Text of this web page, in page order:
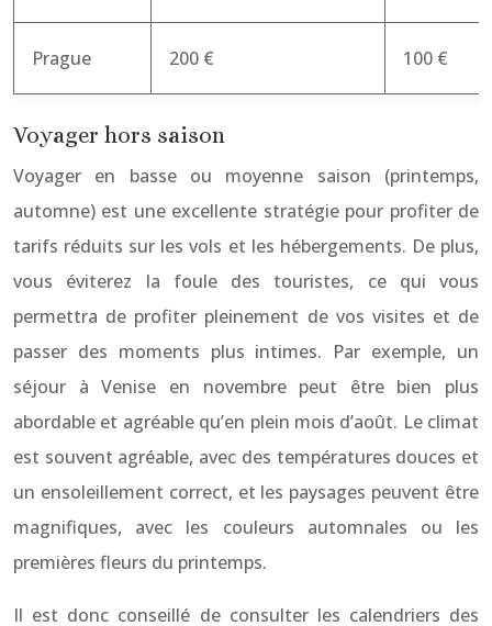
Prague 200 € 100 €
Voyager hors saison
Voyager en basse ou moyenne saison (printemps,
automne) est une excellente stratégie pour profiter de
tarifs réduits sur les vols et les hébergements. De plus,
vous éviterez la foule des touristes, ce qui vous
permettra de profiter pleinement de vos visites et de
passer des moments plus intimes. Par exemple, un
séjour à Venise en novembre peut être bien plus
abordable et agréable qu’en plein mois d’août. Le climat
est souvent agréable, avec des températures douces et
un ensoleillement correct, et les paysages peuvent être
magnifiques, avec les couleurs automnales ou les
premières fleurs du printemps.
Il est donc conseillé de consulter les calendriers des